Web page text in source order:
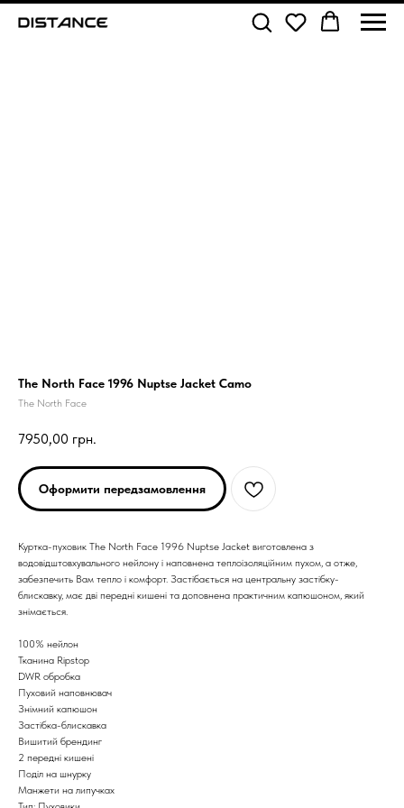
The North Face 1996 Nuptse Jacket Camo
The North Face
7950,00 грн.
Оформити передзамовлення
Куртка-пуховик The North Face 1996 Nuptse Jacket виготовлена з
водовідштовхувального нейлону і наповнена теплоізоляційним пухом, а отже,
забезпечить Вам тепло і комфорт. Застібається на центральну застібку-
блискавку, має дві передні кишені та доповнена практичним капюшоном, який
знімається.
100% нейлон
Тканина Ripstop
DWR обробка
Пуховий наповнювач
Знімний капюшон
Застібка-блискавка
Вишитий брендинг
2 передні кишені
Поділ на шнурку
Манжети на липучках
AND WANDER
AND WANDER
ARC'TERYX
ARC'TERYX